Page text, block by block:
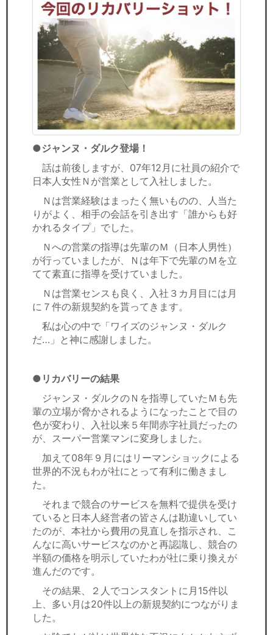
●ジャンヌ・ダルク登場！
話は前後しますが、07年12月に社員の紹介で
日本人女性Ｎが営業として入社しました。
Ｎは営業経験はまったく無いものの、人当た
りがよく、相手の会話を引き出す「誰からも好
かれるタイプ」でした。
Ｎへの営業の指導は先輩のＭ（日本人男性）
が行っていましたが、Ｎは年下で先輩のＭを立
てて素直に指導を受けていました。
Ｎは営業センスも良く、入社３カ月目には月
に７件の新規契約を貰ってきます。
私は心の中で「ワイズのジャンヌ・ダルク
だ…」と神に感謝しました。
●リカバリーの結果
ジャンヌ・ダルクのＮを指導していたＭも先
輩の立場が脅かされるようになったことで目の
色が変わり、入社以来５年間赤字社員だったの
が、スーパー営業マンに変身しました。
加えて08年９月にはリーマンショックによる
世界的不況もわが社にとって有利に働きまし
た。
それまで競合のサービスを無料で提供を受け
ていると日本人経営者の皆さんは勘違いしてい
たのが、本社から費用の見直しを指示され、こ
んなに高いサービスなのかと再認識し、競合の
半額の価格を明示していたわが社に乗り換えが
進んだのです。
その結果、２人でコンスタントに月15件以
上、多い月は20件以上の新規契約につながりま
した。